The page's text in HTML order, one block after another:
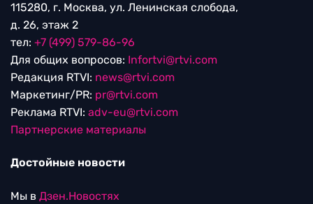
115280, г. Москва, ул. Ленинская слобода,
д. 26, этаж 2
тел: +7 (499) 579-86-96
Для общих вопросов: Infortvi@rtvi.com
Редакция RTVI: news@rtvi.com
Маркетинг/PR: pr@rtvi.com
Реклама RTVI: adv-eu@rtvi.com
Партнерские материалы
Достойные новости
Мы в Дзен.Новостях